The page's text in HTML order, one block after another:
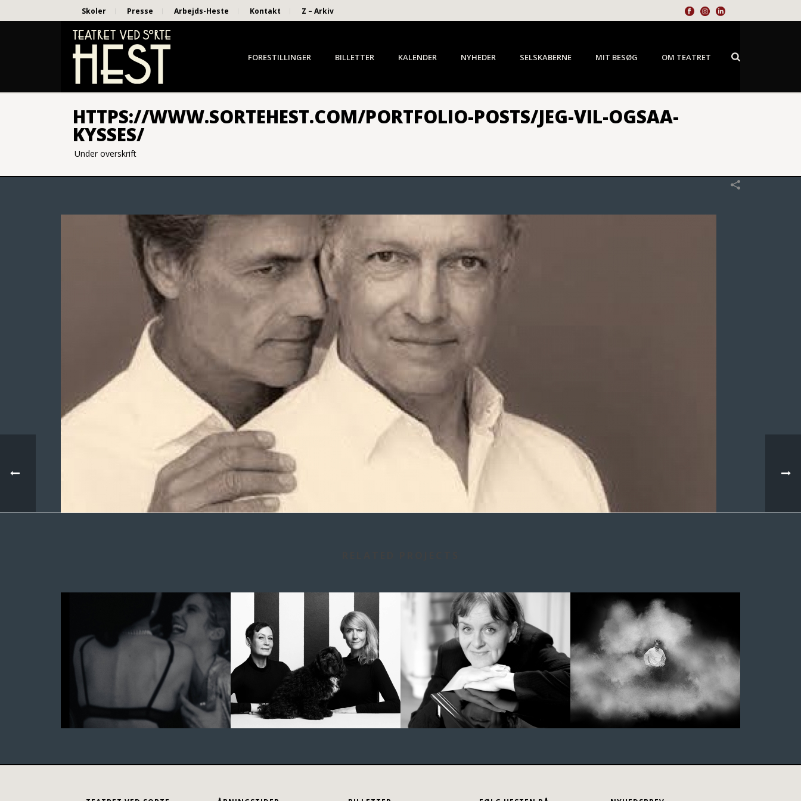
Skoler Presse Arbejds-Heste Kontakt Z – Arkiv
FORESTILLINGER BILLETTER KALENDER NYHEDER SELSKABERNE MIT BESØG OM TEATRET
HTTPS://WWW.SORTEHEST.COM/PORTFOLIO-POSTS/JEG-VIL-OGSAA-
KYSSES/
Under overskrift